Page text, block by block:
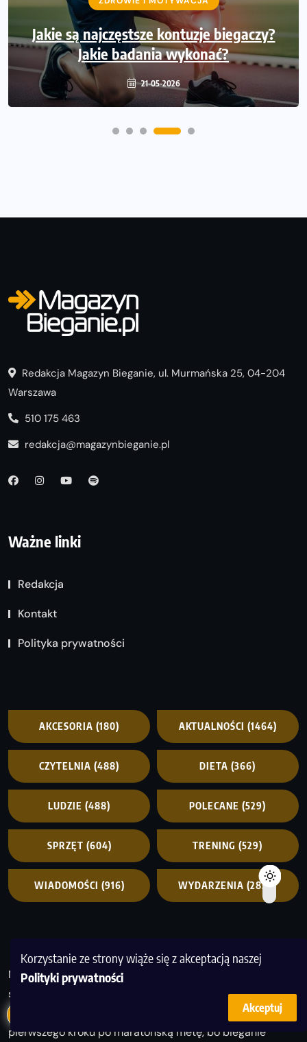
Korzystanie ze strony wiąże się z akceptacją naszej
Polityki prywatności
Akceptuj
Jakie są najczęstsze kontuzje biegaczy?
Jakie badania wykonać?
21-05-2026
Redakcja Magazyn Bieganie, ul. Murmańska 25, 04-204
Warszawa
510 175 463
redakcja@magazynbieganie.pl
Ważne linki
Redakcja
Kontakt
Polityka prywatności
AKCESORIA (180) AKTUALNOŚCI (1464)
CZYTELNIA (488) DIETA (366)
LUDZIE (488) POLECANE (529)
SPRZĘT (604) TRENING (529)
WIADOMOŚCI (916) WYDARZENIA (2854)
MagazynBieganie to miejsce, gdzie pasja do ruchu
spotyka się z wiedzą i inspiracją. Tworzymy
przestrzeń dla biegaczy na każdym poziomie – od
pierwszego kroku po maratońską metę, bo bieganie